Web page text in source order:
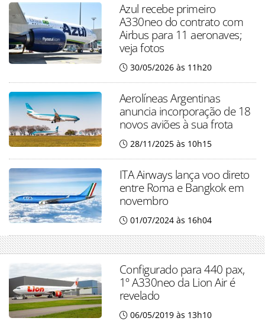
Azul recebe primeiro
A330neo do contrato com
Airbus para 11 aeronaves;
veja fotos
30/05/2026 às 11h20
Aerolíneas Argentinas
anuncia incorporação de 18
novos aviões à sua frota
28/11/2025 às 10h15
ITA Airways lança voo direto
entre Roma e Bangkok em
novembro
01/07/2024 às 16h04
Configurado para 440 pax,
1º A330neo da Lion Air é
revelado
06/05/2019 às 13h10